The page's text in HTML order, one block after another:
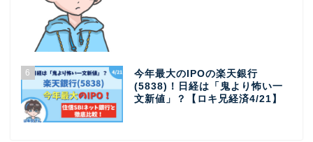
6
今年最大のIPOの楽天銀行
(5838)！日経は「鬼より怖い一
文新値」？【ロキ兄経済4/21】